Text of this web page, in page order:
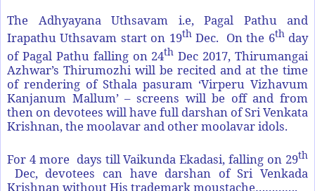
The Adhyayana Uthsavam i.e, Pagal Pathu and
Irapathu Uthsavam start on 19thDec. On the 6thday
of Pagal Pathu falling on 24th Dec 2017, Thirumangai
Azhwar’s Thirumozhi will be recited and at the time
of rendering of Sthala pasuram ‘Virperu Vizhavum
Kanjanum Mallum’ – screens will be off and from
then on devotees will have full darshan of Sri Venkata
Krishnan, the moolavar and other moolavar idols.
For 4 more days till Vaikunda Ekadasi, falling on 29th
Dec, devotees can have darshan of Sri Venkada
Krishnan without His trademark moustache………….